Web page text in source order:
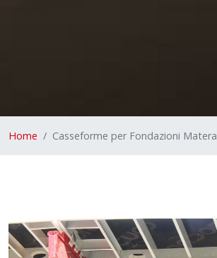
Home Casseforme per Fondazioni Matera